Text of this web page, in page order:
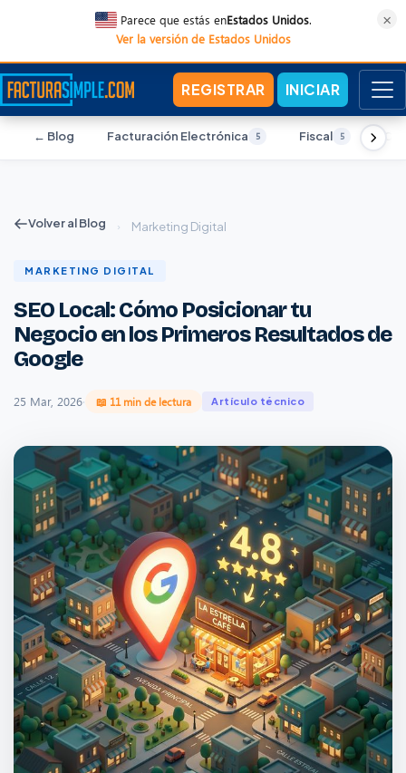
Parece que estás enEstados Unidos.
Ver la versión de Estados Unidos
×
REGISTRAR INICIAR
← Blog Facturación Electrónica 5 Fiscal 5
Volver al Blog › Marketing Digital
MARKETING DIGITAL
SEO Local: Cómo Posicionar tu
Negocio en los Primeros Resultados de
Google
25 Mar, 2026· 📖 11 min de lectura Artículo técnico